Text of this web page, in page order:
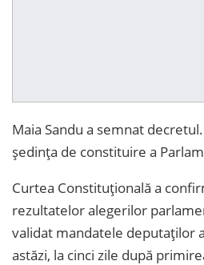
Maia Sandu a semnat
ședința de constituire a
Curtea Constituțională a
rezultatelor alegerilor
validat mandatele deputaților
astăzi, la cinci zile după